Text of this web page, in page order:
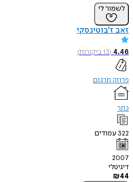
לשמור לי
זאב ז'בוטינסקי
4.46
(
13ביקורות)
פרוזה תרגום
כתר
322 עמודים
2007
דיגיטלי
₪44